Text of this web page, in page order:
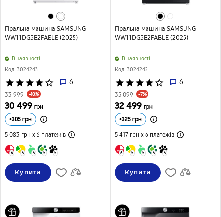
Пральна машина SAMSUNG
WW11DG5B2FAELE (2025)
B наявності
Код: 3024243
star star star star star_border 6
33 999 -10%
30 499 грн
+305 грн
5 083 грн х 6 платежів
6 5 5 5 5
Купити
Пральна машина SAMSUNG
WW11DG5B2FABLE (2025)
B наявності
Код: 3024242
star star star star star_border 6
35 099 -7%
32 499 грн
+325грн
5 417 грн х 6 платежів
6 5 5 5 5
Купити